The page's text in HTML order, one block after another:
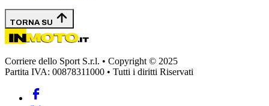
TORNA SU
Corriere dello Sport S.r.l. • Copyright © 2025
Partita IVA: 00878311000 • Tutti i diritti Riservati